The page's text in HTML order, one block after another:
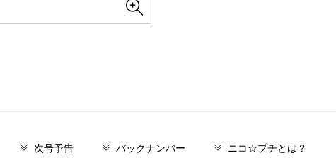
次号予告 バックナンバー ニコ☆プチとは？